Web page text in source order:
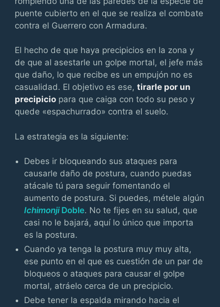
puente cubierto en el que se realiza el combate
contra el Guerrero con Armadura.
El hecho de que haya precipicios en la zona y
de que al asestarle un golpe mortal, el jefe más
que daño, lo que recibe es un empujón no es
casualidad. El objetivo es ese, tirarle por un
precipicio para que caiga con todo su peso y
quede «espachurrado» contra el suelo.
La estrategia es la siguiente:
Debes ir bloqueando sus ataques para
causarle daño de postura, cuando puedas
atácale tú para seguir fomentando el
aumento de postura. Si puedes, métele algún
IchimonjiDoble. No te fijes en su salud, que
casi no le bajará, aquí lo único que importa
es la postura.
Cuando ya tenga la postura muy muy alta,
ese punto en el que es cuestión de un par de
bloqueos o ataques para causar el golpe
mortal, atráelo cerca de un precipicio.
Debe tener la espalda mirando hacia el